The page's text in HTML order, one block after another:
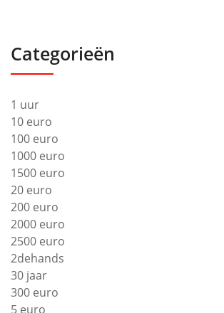
Categorieën
1 uur
10 euro
100 euro
1000 euro
1500 euro
20 euro
200 euro
2000 euro
2500 euro
2dehands
30 jaar
300 euro
5 euro